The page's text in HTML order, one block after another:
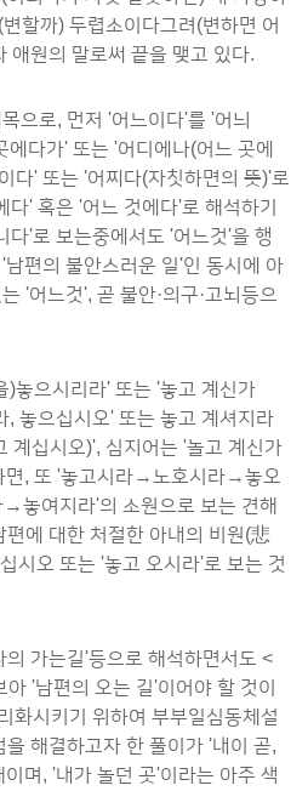
할까) 두렵소이다그려(변하면 어
애원의 말로써 끝을 맺고 있다.
으로, 먼저 '어느이다'를 '어늬
다가' 또는 '어디에나(어느 곳에
다' 또는 '어찌다(자칫하면의 뜻)'로
' 혹은 '어느 것에다'로 해석하기
다'로 보는중에서도 '어느것'을 행
편의 불안스러운 일'인 동시에 아
'어느것', 곧 불안·의구·고뇌등으
)놓으시리라' 또는 '놓고 계신가
, 놓으십시오' 또는 놓고 계셔지라
계십시오)', 심지어는 '놀고 계신가
면, 또 '놓고시라→노호시라→놓오
여지라'의 소원으로 보는 견해
에 대한 처절한 아내의 비원(悲
시오 또는 '놓고 오시라'로 보는 것
가는길'등으로 해석하면서도 <
'남편의 오는 길'이어야 할 것이
화시키기 위하여 부부일심동체설
해결하고자 한 풀이가 '내이 곧,
며, '내가 놀던 곳'이라는 아주 색